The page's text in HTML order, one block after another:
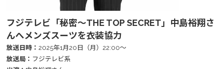
フジテレビ「秘密～THE TOP SECRET」中島裕翔さ
んへメンズスーツを衣装協力
放送日時： 2025年1月20日（月）22:00～
放送局： フジテレビ系